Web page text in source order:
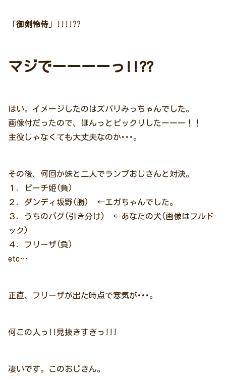
「御剣怜侍 」!!!!??
マジでーーーーっ!!??
はい。イメージしたのはズバリみっちゃんでした。
画像付だったので、ほんっとビックリしたーーー！！
主役じゃなくても大丈夫なのか･･･。
その後、何回か妹と二人でランプおじさんと対決。
１．ピーチ姫(負)
２．ダンディ坂野(勝) ←エガちゃんでした。
３．うちのパグ(引き分け) ←あなたの犬(画像はブルド
ック)
４．フリーザ(負)
etc…
正直、フリーザが出た時点で寒気が･･･。
何この人っ!!見抜きすぎっ!!!
凄いです。このおじさん。